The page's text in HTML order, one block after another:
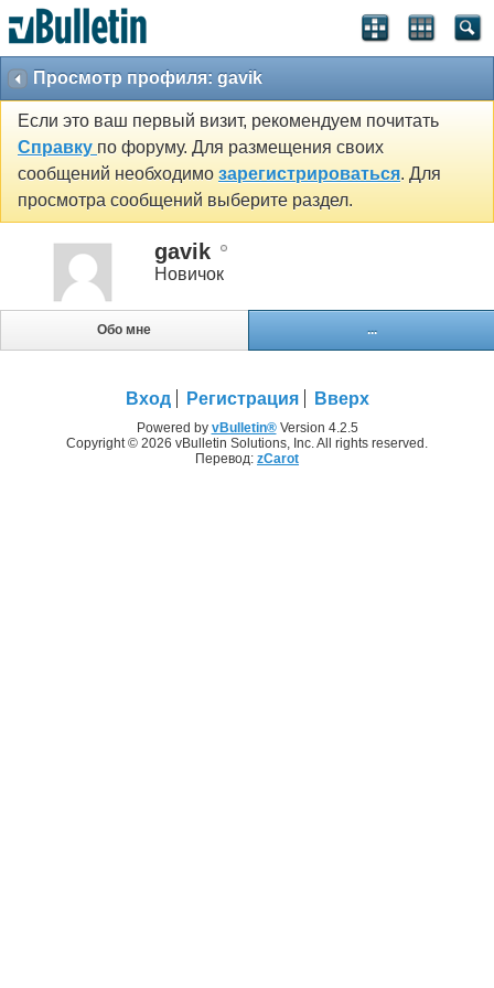
Просмотр профиля: gavik
Если это ваш первый визит, рекомендуем почитать
Справку по форуму. Для размещения своих
сообщений необходимо зарегистрироваться. Для
просмотра сообщений выберите раздел.
gavik
Новичок
Обо мне ...
Вход Регистрация Вверх
Powered by vBulletin®Version 4.2.5
Copyright © 2026 vBulletin Solutions, Inc. All rights reserved.
Перевод: zCarot